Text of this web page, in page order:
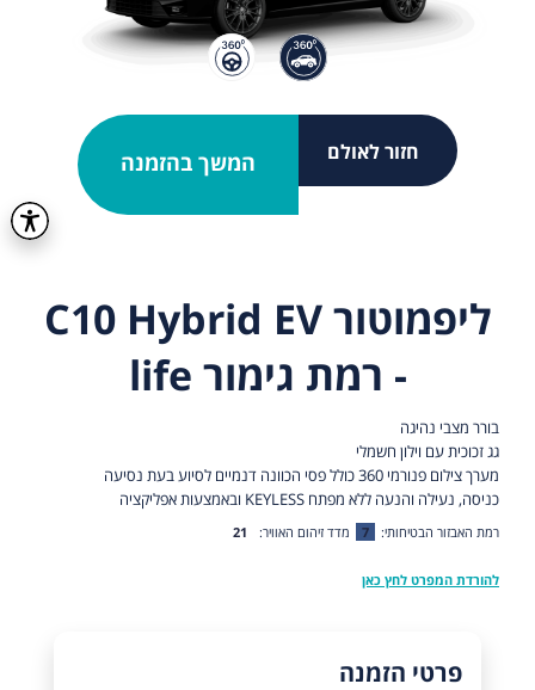
חזור לאולם המשך בהזמנה
ליפמוטור C10 Hybrid EV
- רמת גימור life
בורר מצבי נהיגה
גג זכוכית עם וילון חשמלי
מערך צילום פנורמי 360 כולל פסי הכוונה דנמיים לסיוע בעת נסיעה
כניסה, נעילה והנעה ללא מפתח KEYLESS ובאמצעות אפליקציה
רמת האבזור הבטיחותי: 7 מדד זיהום האוויר: 21
להורדת המפרט לחץ כאן
פרטי הזמנה